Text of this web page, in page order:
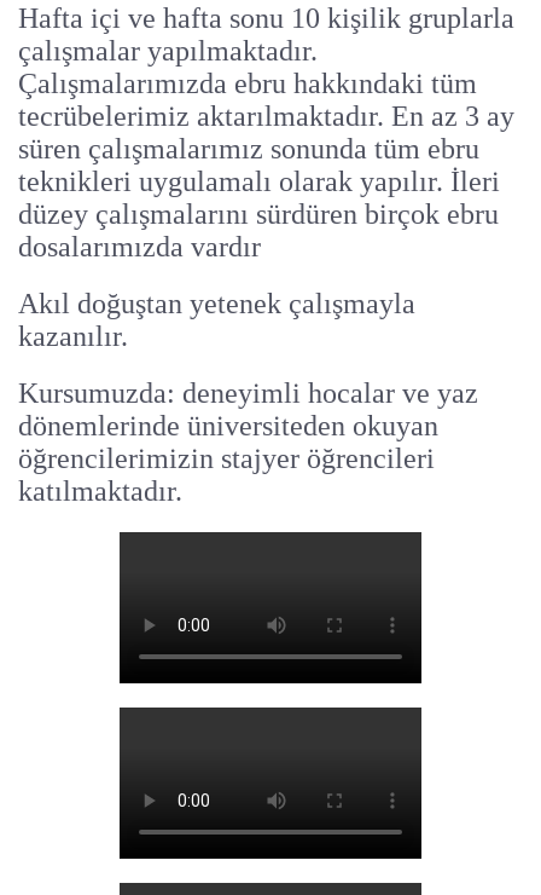
Hafta içi ve hafta sonu 10 kişilik gruplarla
çalışmalar yapılmaktadır.
Çalışmalarımızda ebru hakkındaki tüm
tecrübelerimiz aktarılmaktadır. En az 3 ay
süren çalışmalarımız sonunda tüm ebru
teknikleri uygulamalı olarak yapılır. İleri
düzey çalışmalarını sürdüren birçok ebru
dosalarımızda vardır
Akıl doğuştan yetenek çalışmayla
kazanılır.
Kursumuzda: deneyimli hocalar ve yaz
dönemlerinde üniversiteden okuyan
öğrencilerimizin stajyer öğrencileri
katılmaktadır.